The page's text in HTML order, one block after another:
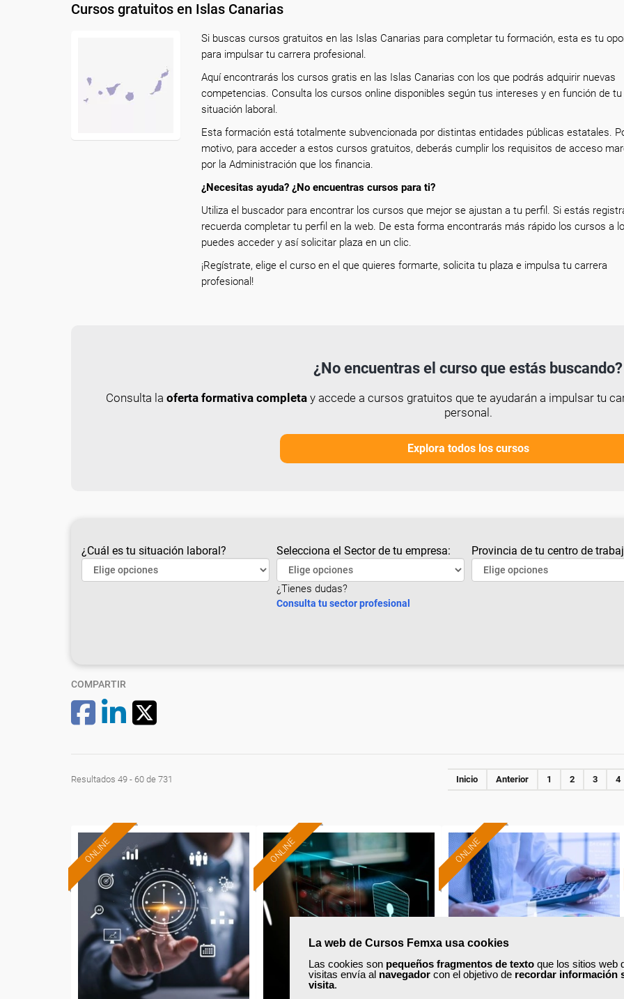
La web de Cursos Femxa usa cookies
Las cookies son pequeños fragmentos de texto que los sitios web
visitas envía al navegador con el objetivo de recordar información
visita.
Cursos gratuitos en Islas Canarias
Si buscas cursos gratuitos en las Islas Canarias para completar tu formación, esta es tu
para impulsar tu carrera profesional.
Aquí encontrarás los cursos gratis en las Islas Canarias con los que podrás adquirir nuevas
competencias. Consulta los cursos online disponibles según tus intereses y en función de tu
situación laboral.
Esta formación está totalmente subvencionada por distintas entidades públicas estatales.
motivo, para acceder a estos cursos gratuitos, deberás cumplir los requisitos de acceso
por la Administración que los financia.
¿Necesitas ayuda? ¿No encuentras cursos para ti?
Utiliza el buscador para encontrar los cursos que mejor se ajustan a tu perfil. Si estás
recuerda completar tu perfil en la web. De esta forma encontrarás más rápido los cursos a
puedes acceder y así solicitar plaza en un clic.
¡Regístrate, elige el curso en el que quieres formarte, solicita tu plaza e impulsa tu carrera
profesional!
¿No encuentras el curso que estás buscando?
Consulta la oferta formativa completay accede a cursos gratuitos que te ayudarán a impulsar tu
personal.
Explora todos los cursos
¿Cuál es tu situación laboral? Selecciona el Sector de tu empresa:
¿Tienes dudas?
Consulta tu sector profesional
Provincia de tu centro de
COMPARTIR
Resultados 49 - 60 de 731 Inicio Anterior 1 2 3 4
ONLINE ONLINE ONLINE